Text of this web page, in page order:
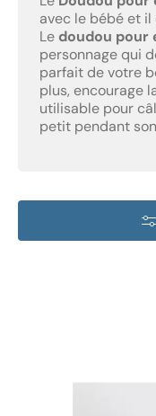
avec le bébé et
Le doudou pour
personnage qui
parfait de votre
plus, encourage
utilisable pour
petit pendant